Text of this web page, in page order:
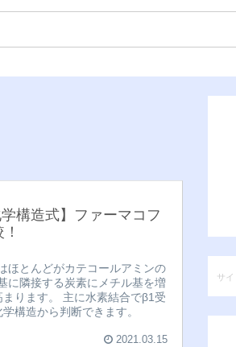
構造式】ファーマコフ
ほとんどがカテコールアミンの
に隣接する炭素にメチル基を増
ります。 主に水素結合でβ1受
構造から判断できます。
2021.03.15